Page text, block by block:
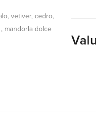
vetiver, cedro,
mandorla dolce